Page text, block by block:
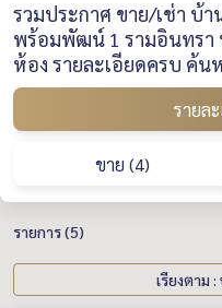
รวมประกาศ ขาย/เช่า บ้
พร้อมพัฒน์ 1 รามอินทรา
ห้อง รายละเอียดครบ ค้น
รายล
ขาย (4)
รายการ (5)